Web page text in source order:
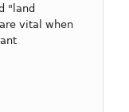
"land
vital when